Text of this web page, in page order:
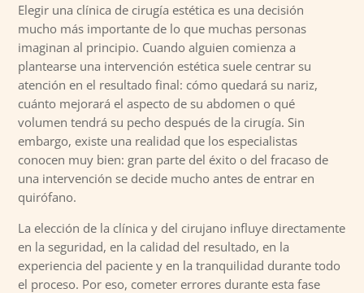
Elegir una clínica de cirugía estética es una decisión
mucho más importante de lo que muchas personas
imaginan al principio. Cuando alguien comienza a
plantearse una intervención estética suele centrar su
atención en el resultado final: cómo quedará su nariz,
cuánto mejorará el aspecto de su abdomen o qué
volumen tendrá su pecho después de la cirugía. Sin
embargo, existe una realidad que los especialistas
conocen muy bien: gran parte del éxito o del fracaso de
una intervención se decide mucho antes de entrar en
quirófano.
La elección de la clínica y del cirujano influye directamente
en la seguridad, en la calidad del resultado, en la
experiencia del paciente y en la tranquilidad durante todo
el proceso. Por eso, cometer errores durante esta fase